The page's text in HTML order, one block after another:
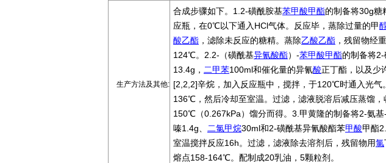
生产方法及其他:
合成步骤如下。1.2-磺酰胺基苯甲酸甲酯的制备将30g糖
应瓶，在0℃以下通入HCl气体。反应毕，蒸除过量的甲
酸乙酯 ，滤除未反应的糖精。蒸除乙酸乙酯 ，残留物经
124℃。2.2-（磺酰基异氰酸酯）-苯甲酸甲酯的制备将
13.4g， 二甲苯100ml和催化量的异氰酸正丁酯，以及少
[2,2,2]辛烷，加入反应瓶中，搅拌，于120℃时通入光气
136℃，然后冷却至室温。过滤，滤液脱溶后减压蒸馏，
150℃（0.267kPa）馏分而得。3.甲黄隆的制备将2-氨
嗪1.4g、
二氯甲烷30ml和2-磺酰基异氰酸酯苯甲酸甲酯
室温搅拌反应16h。过滤，滤液除去溶剂后，残留物用氯
熔点158-164℃。配制成20乳油，5颗粒剂。